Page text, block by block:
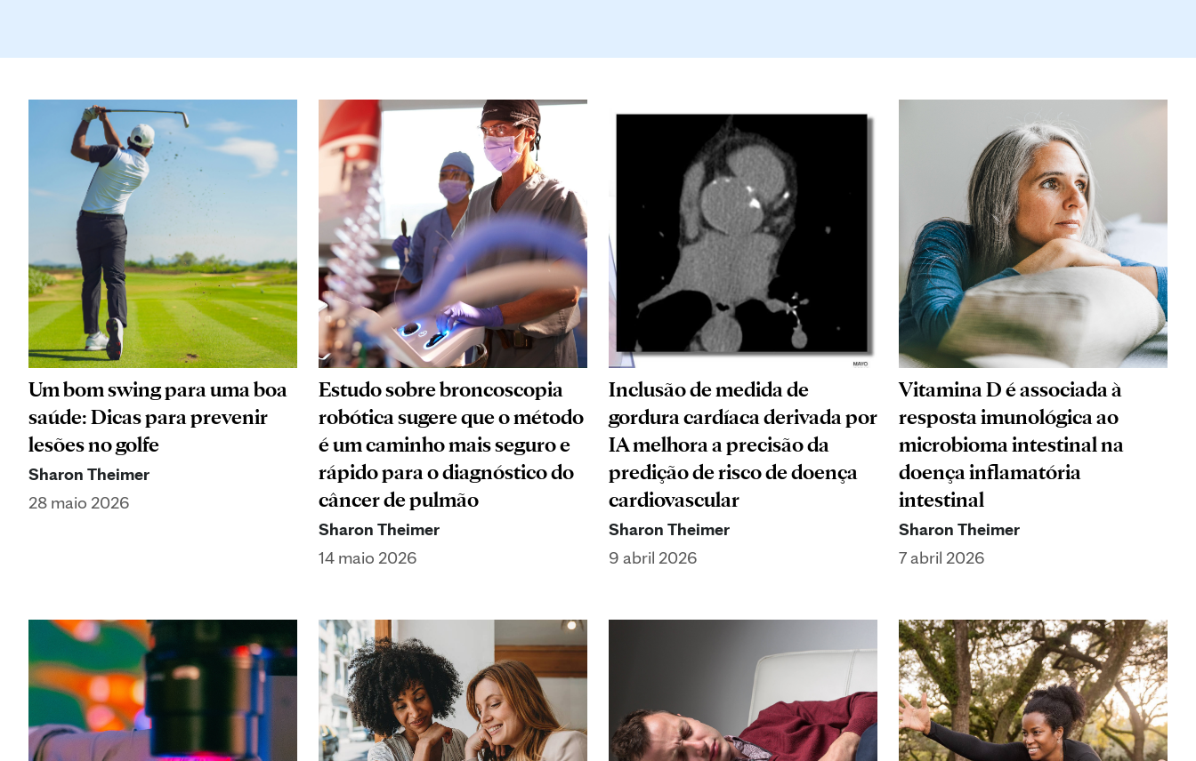
Um bom swing para uma boa
saúde: Dicas para prevenir
lesões no golfe
Sharon Theimer
28 maio 2026
Estudo sobre broncoscopia
robótica sugere que o método
é um caminho mais seguro e
rápido para o diagnóstico do
câncer de pulmão
Sharon Theimer
14 maio 2026
Inclusão de medida de
gordura cardíaca derivada por
IA melhora a precisão da
predição de risco de doença
cardiovascular
Sharon Theimer
9 abril 2026
Vitamina D é associada à
resposta imunológica ao
microbioma intestinal na
doença inflamatória
intestinal
Sharon Theimer
7 abril 2026